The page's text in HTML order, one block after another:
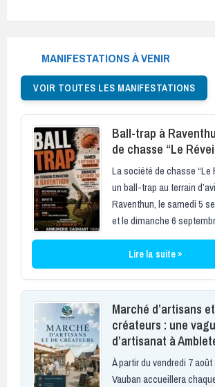
MANIFESTATIONS À VENIR
VOIR TOUTES LES MANIFESTATIONS
Ball-trap à
de chasse “Le
La société de chasse “Le
un ball-trap au terrain
Raventhun, le samedi 5
et le dimanche 6
Lire la suite »
Marché d’artisans
créateurs : une
d’artisanat à
À partir du vendredi 7
Vauban accueillera